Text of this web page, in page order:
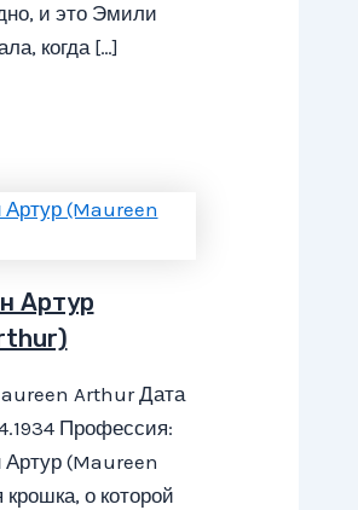
и это Эмили
когда […]
Артур
Arthur Дата
Профессия:
Артур (Maureen
о которой